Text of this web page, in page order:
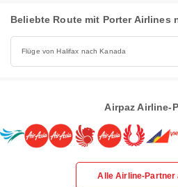
Beliebte Route mit Porter Airlines
Flüge von Halifax nach Kanada
Airpaz Airline-
Alle Airline-Partner